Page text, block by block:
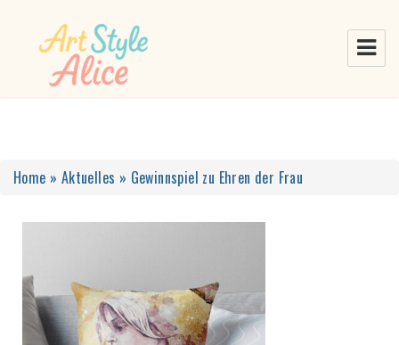
Home » Aktuelles » Gewinnspiel zu Ehren der Frau